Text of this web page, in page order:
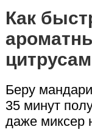
Как
Беру
35 минут
даже миксер